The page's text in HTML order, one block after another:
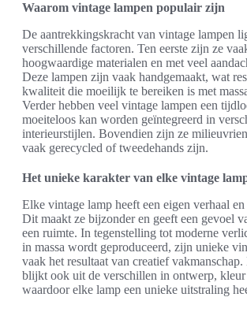
Waarom vintage lampen populair zijn
De aantrekkingskracht van vintage lampen
verschillende factoren. Ten eerste zijn ze
hoogwaardige materialen en met veel
Deze lampen zijn vaak handgemaakt, wat
kwaliteit die moeilijk te bereiken is met
Verder hebben veel vintage lampen een
moeiteloos kan worden geïntegreerd in
interieurstijlen. Bovendien zijn ze
vaak gerecycled of tweedehands zijn.
Het unieke karakter van elke vintage
Elke vintage lamp heeft een eigen verhaal en
Dit maakt ze bijzonder en geeft een gevoel
een ruimte. In tegenstelling tot moderne
in massa wordt geproduceerd, zijn unieke
vaak het resultaat van creatief
blijkt ook uit de verschillen in ontwerp,
waardoor elke lamp een unieke uitstraling